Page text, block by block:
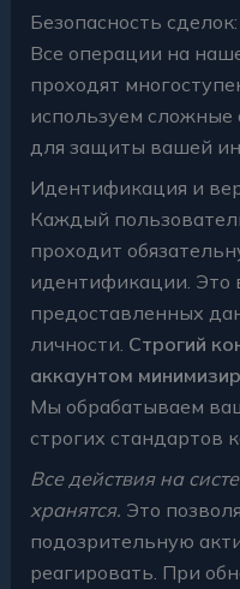
Безопасность
Все операции на
проходят
используем
для защиты вашей
Идентификация и
Каждый
проходит
идентификации. Это
предоставленных
личности. Строгий
аккаунтом
Мы обрабатываем
строгих стандартов
Все действия на
хранятся. Это
подозрительную
реагировать. При